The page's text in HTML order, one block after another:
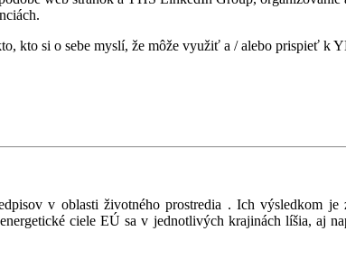
kto si o sebe myslí, že môže využiť a / alebo prispieť k
v oblasti životného prostredia . Ich výsledkom
ciele EÚ sa v jednotlivých krajinách líšia, aj